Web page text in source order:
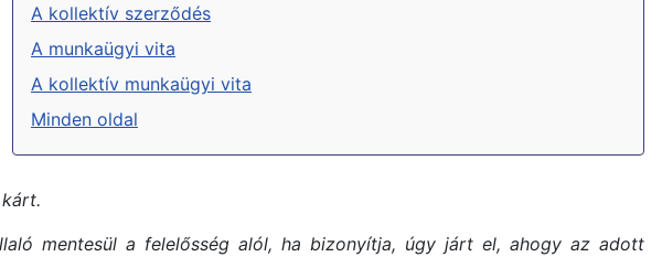
A kollektív szerződés
A munkaügyi vita
A kollektív munkaügyi vita
Minden oldal
mentesül a felelősség alól, ha bizonyítja, úgy járt el, ahogy az adott